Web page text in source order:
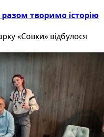
творимо історію
«Совки» відбулося